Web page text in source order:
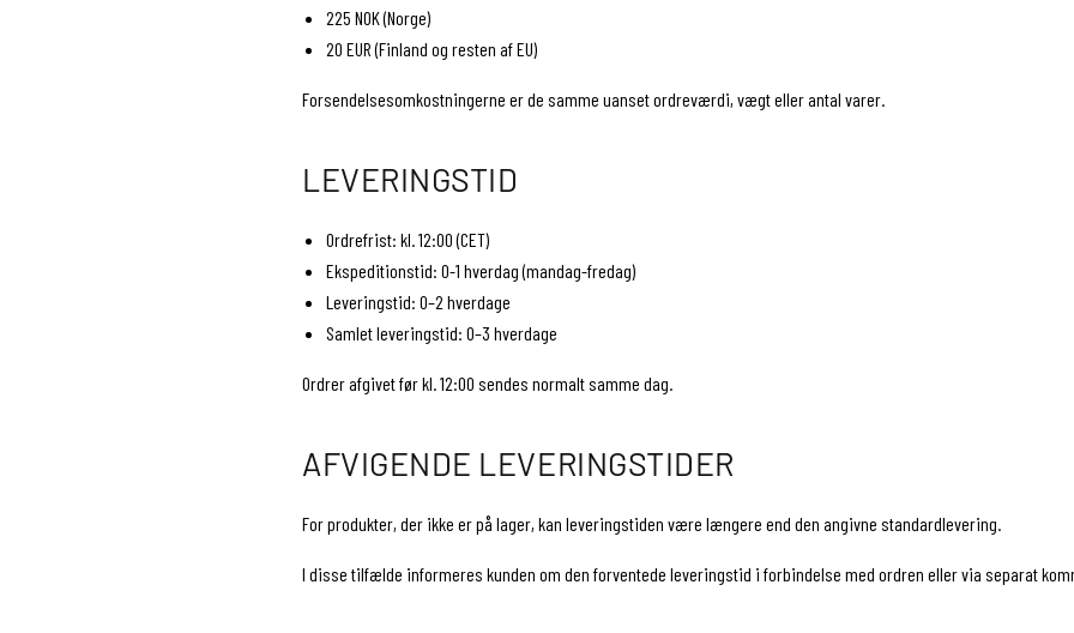
225 NOK (Norge)
20 EUR (Finland og resten af ​​EU)
Forsendelsesomkostningerne er de samme uanset ordreværdi, vægt eller antal varer.
LEVERINGSTID
Ordrefrist: kl. 12:00 (CET)
Ekspeditionstid: 0-1 hverdag (mandag-fredag)
Leveringstid: 0–2 hverdage
Samlet leveringstid: 0–3 hverdage
Ordrer afgivet før kl. 12:00 sendes normalt samme dag.
AFVIGENDE LEVERINGSTIDER
For produkter, der ikke er på lager, kan leveringstiden være længere end den angivne standardlevering.
I disse tilfælde informeres kunden om den forventede leveringstid i forbindelse med ordren eller via separat